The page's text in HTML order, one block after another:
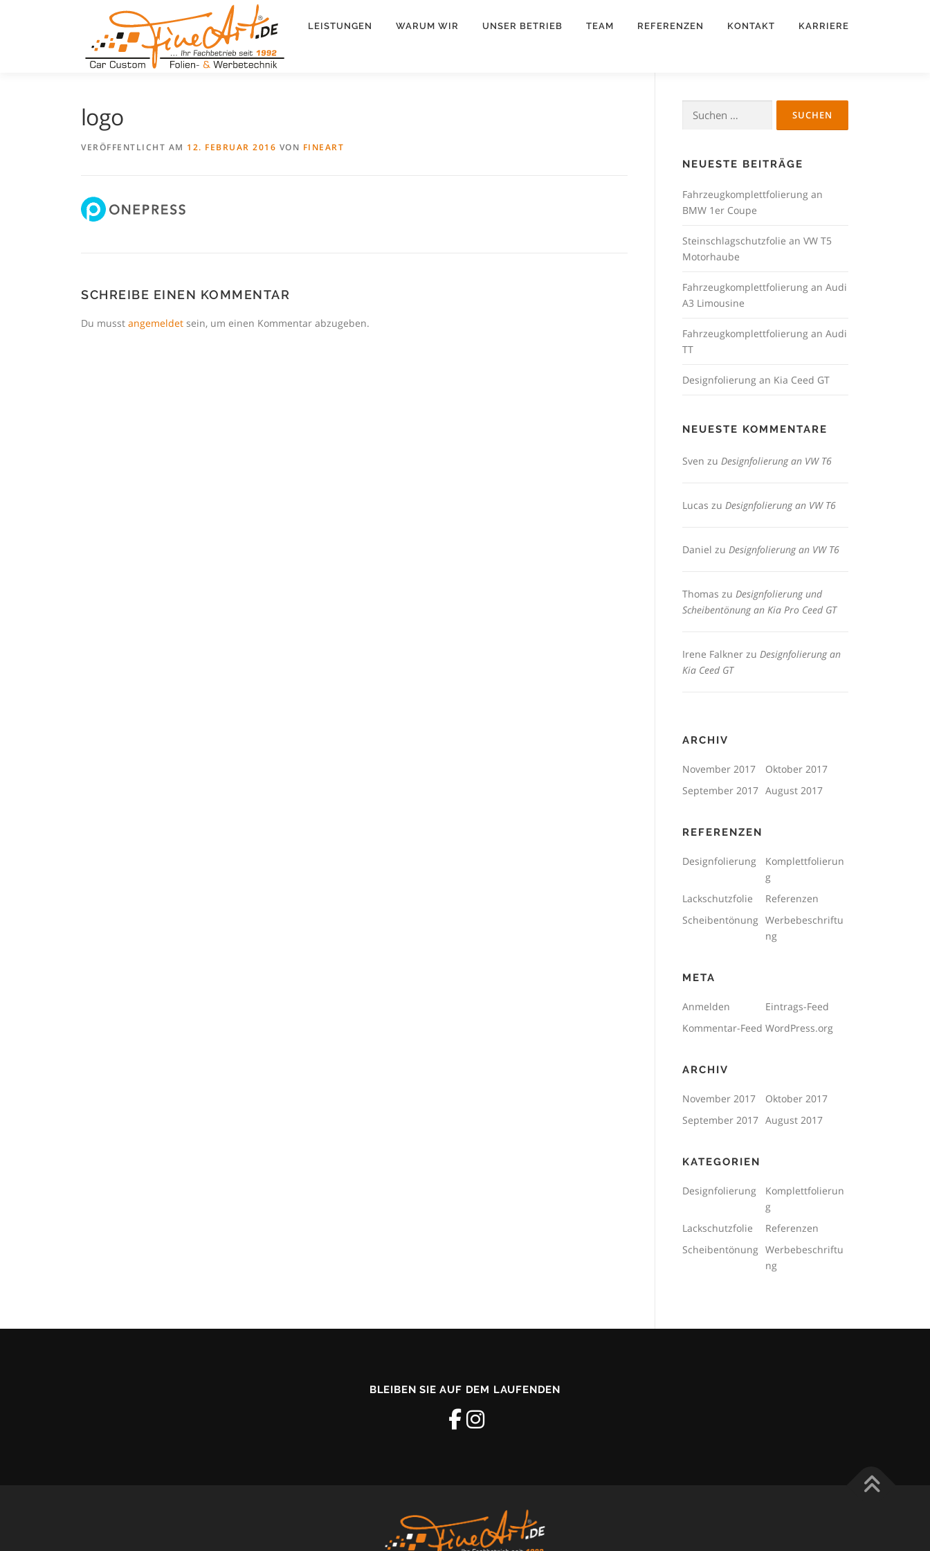
LEISTUNGEN WARUM WIR UNSER BETRIEB TEAM REFERENZEN KONTAKT KARRIERE
logo
VERÖFFENTLICHT AM 12. FEBRUAR 2016 VON FINEART
SCHREIBE EINEN KOMMENTAR
Du musst angemeldet sein, um einen Kommentar abzugeben.
Suchen
nach:
NEUESTE BEITRÄGE
Fahrzeugkomplettfolierung an
BMW 1er Coupe
Steinschlagschutzfolie an VW T5
Motorhaube
Fahrzeugkomplettfolierung an Audi
A3 Limousine
Fahrzeugkomplettfolierung an Audi
TT
Designfolierung an Kia Ceed GT
NEUESTE KOMMENTARE
Sven zu Designfolierung an VW T6
Lucas zu Designfolierung an VW T6
Daniel zu Designfolierung an VW T6
Thomas zu Designfolierung und
Scheibentönung an Kia Pro Ceed GT
Irene Falkner zu Designfolierung an
Kia Ceed GT
ARCHIV
November 2017
Oktober 2017
September 2017 August 2017
REFERENZEN
Designfolierung
Komplettfolierun
g
Lackschutzfolie
Referenzen
Scheibentönung Werbebeschriftu
ng
META
Anmelden
Eintrags-Feed
Kommentar-Feed WordPress.org
ARCHIV
November 2017
Oktober 2017
September 2017 August 2017
KATEGORIEN
Designfolierung
Komplettfolierun
g
Lackschutzfolie
Referenzen
Scheibentönung Werbebeschriftu
ng
BLEIBEN SIE AUF DEM LAUFENDEN